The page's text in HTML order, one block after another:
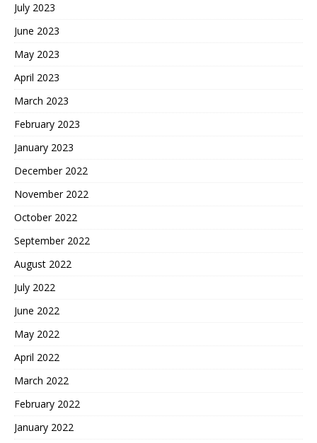
July 2023
June 2023
May 2023
April 2023
March 2023
February 2023
January 2023
December 2022
November 2022
October 2022
September 2022
August 2022
July 2022
June 2022
May 2022
April 2022
March 2022
February 2022
January 2022